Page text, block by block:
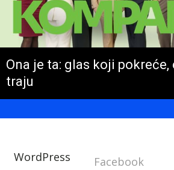
Ona je ta: glas koji
traju
WordPress Facebook